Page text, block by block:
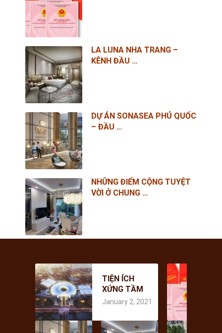
LA LUNA NHA TRANG –
KÊNH ĐẦU …
DỰ ÁN SONASEA PHÚ QUỐC
– ĐẦU …
NHỮNG ĐIỂM CỘNG TUYỆT
VỜI Ở CHUNG …
TIỆN ÍCH
XỨNG TẦM
QUỐC TẾ
VINHOMES
CỔ LOA
January 2, 2021
CHI PHÍ THỰC
HIỆN DỊCH VỤ
CẤP SỔ ĐỎ
LẦN ĐẦU NHƯ
THẾ NÀO
April 3, 2019
DỰ ÁN
NHỮNG ĐIỂM
BẬT MÍ CHÍNH